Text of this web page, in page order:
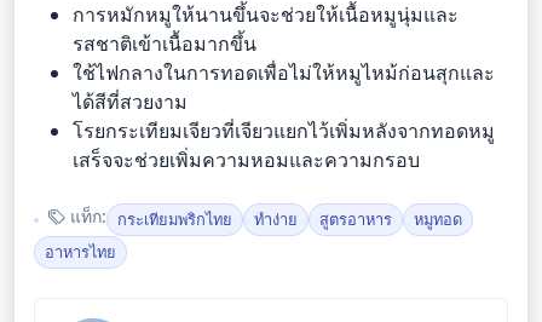
การหมักหมูให้นานขึ้นจะช่วยให้เนื้อหมูนุ่มและ
รสชาติเข้าเนื้อมากขึ้น
ใช้ไฟกลางในการทอดเพื่อไม่ให้หมูไหม้ก่อนสุกและ
ได้สีที่สวยงาม
โรยกระเทียมเจียวที่เจียวแยกไว้เพิ่มหลังจากทอดหมู
เสร็จจะช่วยเพิ่มความหอมและความกรอบ
แท็ก: กระเทียมพริกไทย ทำง่าย สูตรอาหาร
หมูทอด
อาหารไทย